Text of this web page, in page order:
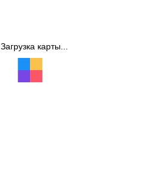
Загрузка карты...